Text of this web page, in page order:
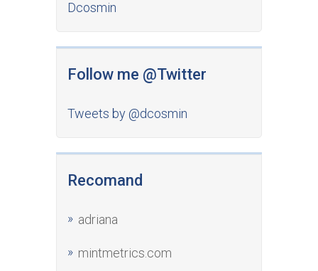
Dcosmin
Follow me @Twitter
Tweets by @dcosmin
Recomand
adriana
mintmetrics.com